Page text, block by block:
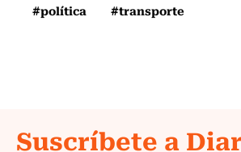
#política #transporte